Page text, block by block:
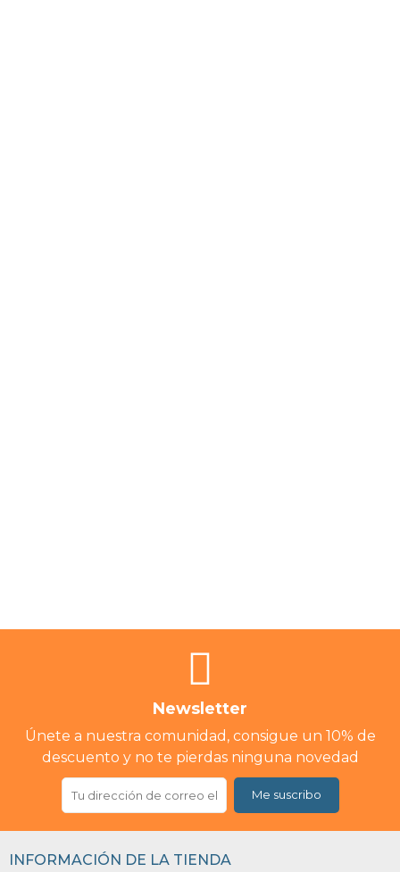
Newsletter
Únete a nuestra comunidad, consigue un 10% de
descuento y no te pierdas ninguna novedad
Me suscribo
INFORMACIÓN DE LA TIENDA